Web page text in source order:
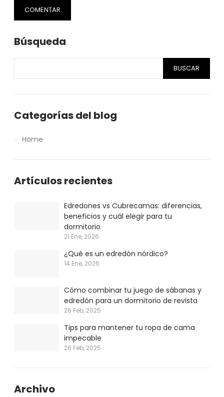
COMENTAR
Búsqueda
BUSCAR
Categorías del blog
Home
Artículos recientes
Edredones vs Cubrecamas: diferencias,
beneficios y cuál elegir para tu
dormitorio
21 Ene, 2026
¿Qué es un edredón nórdico?
14 Ene, 2026
Cómo combinar tu juego de sábanas y
edredón para un dormitorio de revista
26 Feb, 2025
Tips para mantener tu ropa de cama
impecable
26 Feb, 2025
Archivo